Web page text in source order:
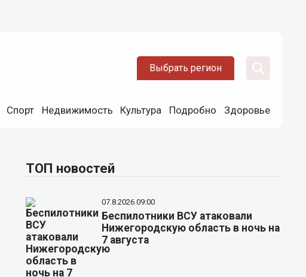
Выбрать регион
Спорт Недвижимость Культура Подробно Здоровье
ТОП новостей
07.8.2026 09:00
Беспилотники ВСУ атаковали
Нижегородскую область в ночь на
7 августа